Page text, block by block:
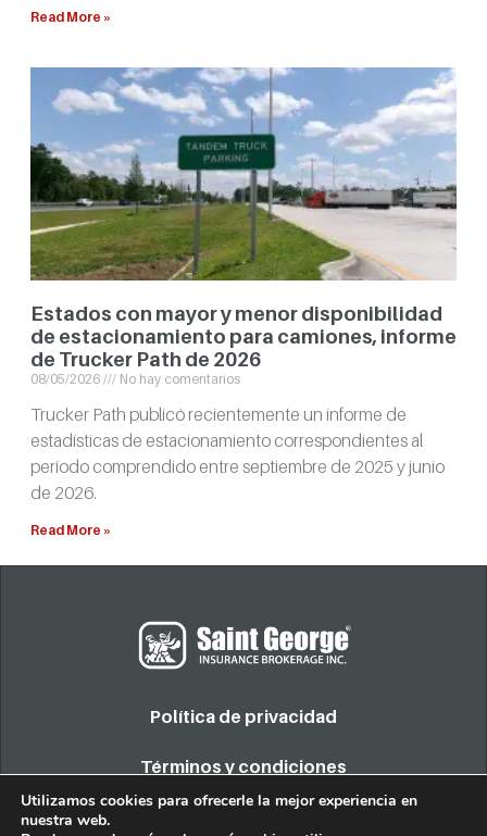
Read More »
Estados con mayor y menor disponibilidad
de estacionamiento para camiones, informe
de Trucker Path de 2026
08/05/2026 No hay comentarios
Trucker Path publicó recientemente un informe de
estadísticas de estacionamiento correspondientes al
período comprendido entre septiembre de 2025 y junio
de 2026.
Read More »
Política de privacidad
Términos y condiciones
COPYRIGHT 2022. TODOS LOS DERECHOS RESERVADOS
Utilizamos cookies para ofrecerle la mejor experiencia en
nuestra web.